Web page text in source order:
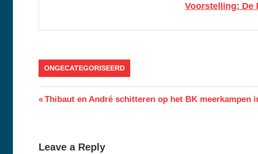
Voorstelling: De
ONGECATEGORISEERD
Berichtnavigatie
Previous
Thibaut en André schitteren op het BK meerkampen
Leave a Reply